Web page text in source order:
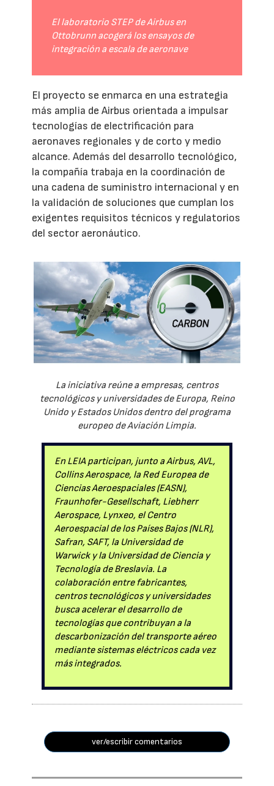
El laboratorio STEP de Airbus en
Ottobrunn acogerá los ensayos de
integración a escala de aeronave
El proyecto se enmarca en una estrategia
más amplia de Airbus orientada a impulsar
tecnologías de electrificación para
aeronaves regionales y de corto y medio
alcance. Además del desarrollo tecnológico,
la compañía trabaja en la coordinación de
una cadena de suministro internacional y en
la validación de soluciones que cumplan los
exigentes requisitos técnicos y regulatorios
del sector aeronáutico.
La iniciativa reúne a empresas, centros
tecnológicos y universidades de Europa, Reino
Unido y Estados Unidos dentro del programa
europeo de Aviación Limpia.
En LEIA participan, junto a Airbus, AVL,
Collins Aerospace, la Red Europea de
Ciencias Aeroespaciales (EASN),
Fraunhofer-Gesellschaft, Liebherr
Aerospace, Lynxeo, el Centro
Aeroespacial de los Países Bajos (NLR),
Safran, SAFT, la Universidad de
Warwick y la Universidad de Ciencia y
Tecnología de Breslavia. La
colaboración entre fabricantes,
centros tecnológicos y universidades
busca acelerar el desarrollo de
tecnologías que contribuyan a la
descarbonización del transporte aéreo
mediante sistemas eléctricos cada vez
más integrados.
ver/escribir comentarios